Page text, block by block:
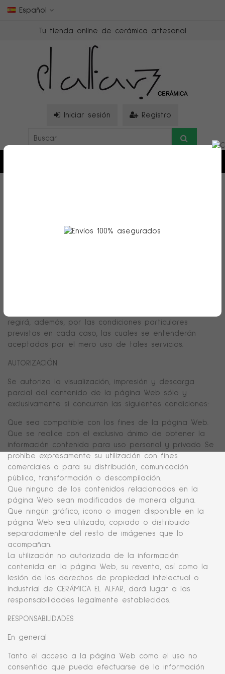
Tu tienda online de cerámica artesanal
Español
Iniciar sesión Registro
CONDICIONES GENERALES DE USO DE LA PÁGINA WEB
regirá, además, por las condiciones particulares
previstas en cada caso, las cuales se entenderán
aceptadas por el mero uso de tales servicios.
AUTORIZACIÓN
Se autoriza la visualización, impresión y descarga
parcial del contenido de la página Web sólo y
exclusivamente si concurren las siguientes condiciones:
Que sea compatible con los fines de la página Web.
Que se realice con el exclusivo ánimo de obtener la
información contenida para uso personal y privado. Se
prohíbe expresamente su utilización con fines
comerciales o para su distribución, comunicación
pública, transformación o descompilación.
Que ninguno de los contenidos relacionados en la
página Web sean modificados de manera alguna.
Que ningún gráfico, icono o imagen disponible en la
página Web sea utilizado, copiado o distribuido
separadamente del resto de imágenes que lo
acompañan.
La utilización no autorizada de la información
contenida en la página Web, su reventa, así como la
lesión de los derechos de propiedad intelectual o
industrial de CERÁMICA EL ALFAR, dará lugar a las
responsabilidades legalmente establecidas.
RESPONSABILIDADES
En general
Tanto el acceso a la página Web como el uso no
consentido que pueda efectuarse de la información